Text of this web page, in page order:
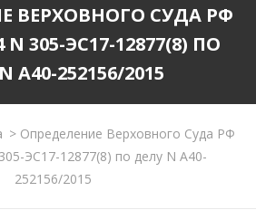
ВЕРХОВНОГО СУДА РФ
N 305-ЭС17-12877(8) ПО
А40-252156/2015
>Определение Верховного Суда РФ
ЭС17-12877(8) по делу N А40-
252156/2015